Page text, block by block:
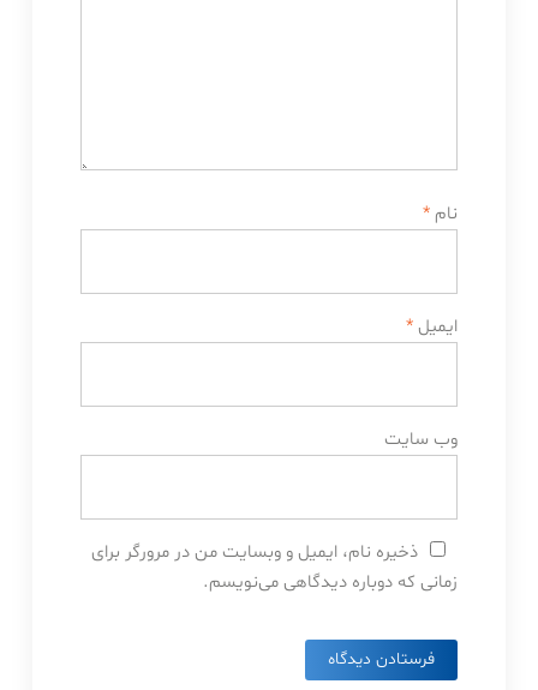
نام *
ایمیل *
وب‌ سایت
ذخیره نام، ایمیل و وبسایت من در مرورگر برای
زمانی که دوباره دیدگاهی می‌نویسم.